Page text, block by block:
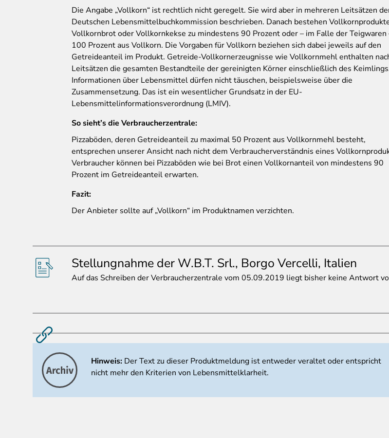
Die Angabe „Vollkorn“ ist rechtlich nicht geregelt. Sie wird aber in mehreren Leitsätzen
Deutschen Lebensmittelbuchkommission beschrieben. Danach bestehen
Vollkornbrot oder Vollkornkekse zu mindestens 90 Prozent oder – im Falle der Teigwaren
100 Prozent aus Vollkorn. Die Vorgaben für Vollkorn beziehen sich dabei jeweils auf den
Getreideanteil im Produkt. Getreide-Vollkornerzeugnisse wie Vollkornmehl enthalten
Leitsätzen die gesamten Bestandteile der gereinigten Körner einschließlich des
Informationen über Lebensmittel dürfen nicht täuschen, beispielsweise über die
Zusammensetzung. Das ist ein wesentlicher Grundsatz in der EU-
Lebensmittelinformationsverordnung (LMIV).
So sieht’s die Verbraucherzentrale:
Pizzaböden, deren Getreideanteil zu maximal 50 Prozent aus Vollkornmehl besteht,
entsprechen unserer Ansicht nach nicht dem Verbraucherverständnis eines
Verbraucher können bei Pizzaböden wie bei Brot einen Vollkornanteil von mindestens 90
Prozent im Getreideanteil erwarten.
Fazit:
Der Anbieter sollte auf „Vollkorn“ im Produktnamen verzichten.
Stellungnahme der W.B.T. Srl., Borgo Vercelli, Italien
Aufdas Schreiben der Verbraucherzentrale vom 05.09.2019 liegt bisher keine Antwort
Hinweis: Der Text zu dieser Produktmeldung ist entweder veraltet oder entspricht
nicht mehr den Kriterien von Lebensmittelklarheit.